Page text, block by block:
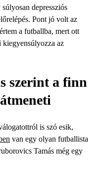
depressziós
Pont jó volt az
a futballba, mert ott
kiegyensúlyozza az
szerint a finn
is szó esik,
van egy olyan futballista
Tamás még egy